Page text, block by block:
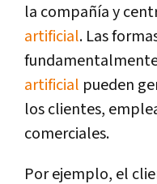
la compañía y
artificial. Las
artificial pueden
los clientes,
comerciales.
Por ejemplo, el